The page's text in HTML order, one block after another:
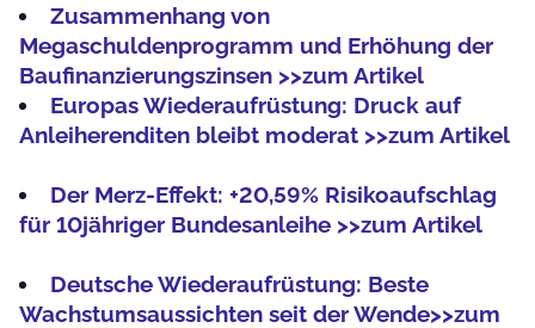
Zusammenhang von
Megaschuldenprogramm und Erhöhung der
Baufinanzierungszinsen >>zum Artikel
Europas Wiederaufrüstung: Druck auf
Anleiherenditen bleibt moderat >>zum Artikel
Der Merz-Effekt: +20,59% Risikoaufschlag
für 10jähriger Bundesanleihe >>zum Artikel
Deutsche Wiederaufrüstung: Beste
Wachstumsaussichten seit der Wende>>zum